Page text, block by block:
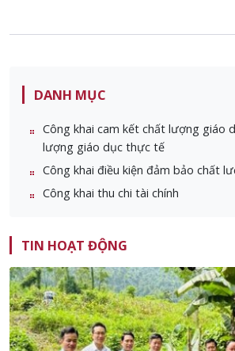
DANH MỤC
Công khai cam kết chất lượng giáo
lượng giáo dục thực tế
Công khai điều kiện đảm bảo chất
Công khai thu chi tài chính
TIN HOẠT ĐỘNG